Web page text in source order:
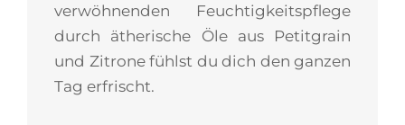
verwöhnenden Feuchtigkeitspflege
durch ätherische Öle aus Petitgrain
und Zitrone fühlst du dich den ganzen
Tag erfrischt.